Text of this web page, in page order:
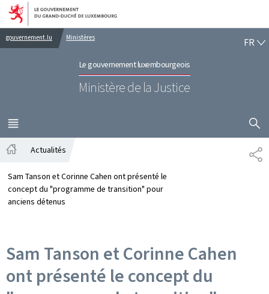
Aller au menu principal
Aller au contenu
gouvernement.lu Ministères
Le gouvernement luxembourgeois
Ministère de la Justice
FR
MENU
PRINCIPAL
Actualités
Sam Tanson et Corinne Cahen ont présenté le
concept du "programme de transition" pour
anciens détenus
Sam Tanson et Corinne Cahen
ont présenté le concept du